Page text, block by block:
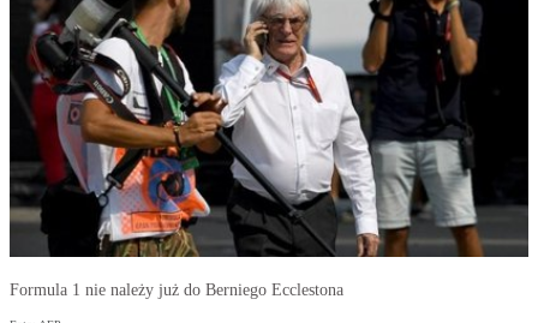
Formula 1 nie należy już do Berniego Ecclestona